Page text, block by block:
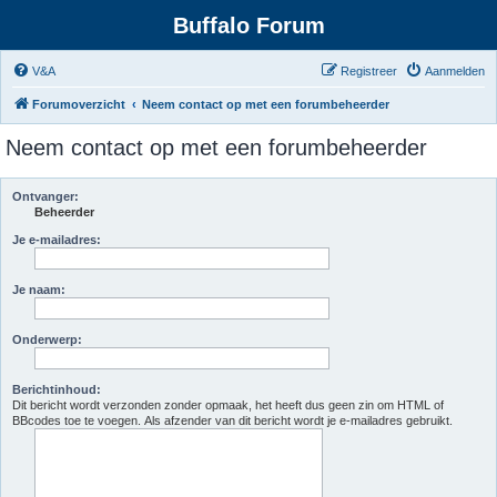
Buffalo Forum
V&A Aanmelden
Registreer
Forumoverzicht Neem contact op met een forumbeheerder
Neem contact op met een forumbeheerder
Ontvanger:
Beheerder
Je e-mailadres:
Je naam:
Onderwerp:
Berichtinhoud:
Dit bericht wordt verzonden zonder opmaak, het heeft dus geen zin om HTML of
BBcodes toe te voegen. Als afzender van dit bericht wordt je e-mailadres gebruikt.